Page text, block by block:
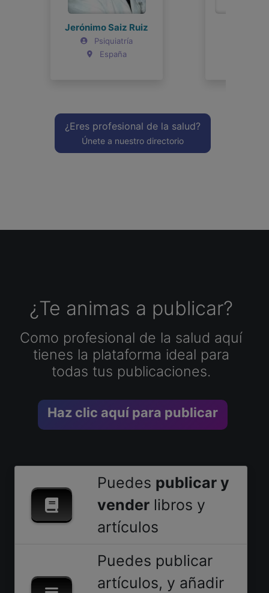
Joel Bravo
Psiquiatría
Argentina
¿Eres profesional de la salud?
Únete a nuestro directorio
¿Te animas a publicar?
Como profesional de la salud aquí
tienes la plataforma ideal para
todas tus publicaciones.
Haz clic aquí para publicar
Puedes publicar y
vender libros y
artículos
Puedes publicar
artículos, y añadir